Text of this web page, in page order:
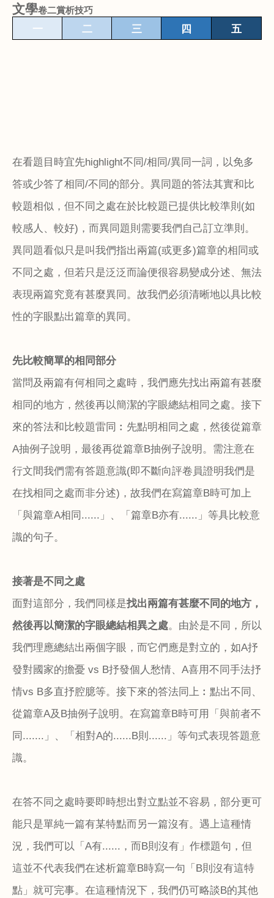
文學卷二賞析技巧
一 二 三 四 五
在看題目時宜先highlight不同/相同/異同一詞，以免多
答或少答了相同/不同的部分。異同題的答法其實和比
較題相似，但不同之處在於比較題已提供比較準則 (如
較感人、較好) ，而異同題則需要我們自己訂立準則。
異同題看似只是叫我們指出兩篇(或更多)篇章的相同或
不同之處，但若只是泛泛而論便很容易變成分述、無法
表現兩篇究竟有甚麼異同。故我們必須清晰地以具比較
性的字眼點出篇章的異同。
先比較簡單的相同部分
當問及兩篇有何相同之處時，我們應先找出兩篇有甚麼
相同的地方，然後再以簡潔的字眼總結相同之處。接下
來的答法和比較題雷同︰先點明相同之處，然後從篇章
A抽例子說明，最後再從篇章B抽例子說明。需注意在
行文間我們需有答題意識(即不斷向評卷員證明我們是
在找相同之處而非分述) ，故我們在寫篇章B時可加上
「與篇章A相同 ...... 」、「篇章B亦有...... 」等具比較意
識的句子。
接著是不同之處
面對這部分，我們同樣是找出兩篇有甚麼不同的地方，
然後再以簡潔的字眼總結相異之處。由於是不同，所以
我們理應總結出兩個字眼，而它們應是對立的，如A抒
發對國家的擔憂 vs B抒發個人愁情、 A喜用不同手法抒
情vs B多直抒腔臆等。接下來的答法同上︰點出不同、
從篇章A及 B抽例子說明。在寫篇章B時可用「與前者不
同 ....... 」、「相對A的......B則 ...... 」等句式表現答題意
識。
在答不同之處時要即時想出對立點並不容易，部分更可
能只是單純一篇有某特點而另一篇沒有。遇上這種情
況，我們可以「 A有...... ，而B則沒有」作標題句，但
這並不代表我們在述析篇章B時寫一句「 B則沒有這特
點」就可完事。在這種情況下，我們仍可略談B的其他